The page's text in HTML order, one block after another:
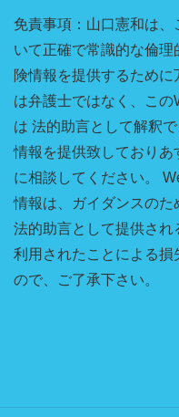
免責事項：山口憲和は
いて正確で常識的な倫
険情報を提供するため
は弁護士ではなく、こ
は 法的助言として解釈
情報を提供致しており
に相談してください。
情報は、ガイダンスのた
法的助言として提供さ
利用されたことによる
ので、ご了承下さい。